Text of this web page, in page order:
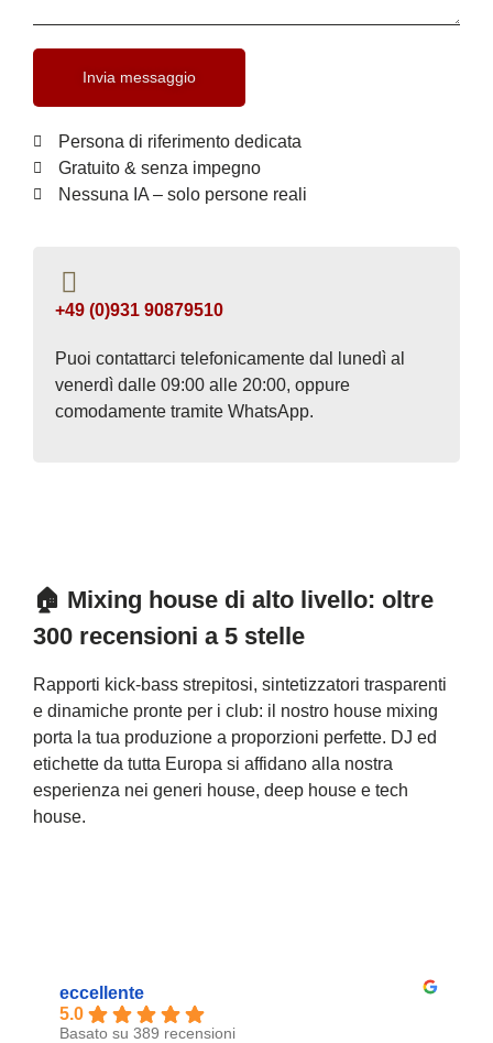
Invia messaggio
Persona di riferimento dedicata
Gratuito & senza impegno
Nessuna IA – solo persone reali
+49 (0)931 90879510
Puoi contattarci telefonicamente dal lunedì al
venerdì dalle 09:00 alle 20:00, oppure
comodamente tramite WhatsApp.
🏠 Mixing house di alto livello: oltre
300 recensioni a 5 stelle
Rapporti kick-bass strepitosi, sintetizzatori trasparenti
e dinamiche pronte per i club: il nostro house mixing
porta la tua produzione a proporzioni perfette. DJ ed
etichette da tutta Europa si affidano alla nostra
esperienza nei generi house, deep house e tech
house.
eccellente
5.0
Basato su 389 recensioni